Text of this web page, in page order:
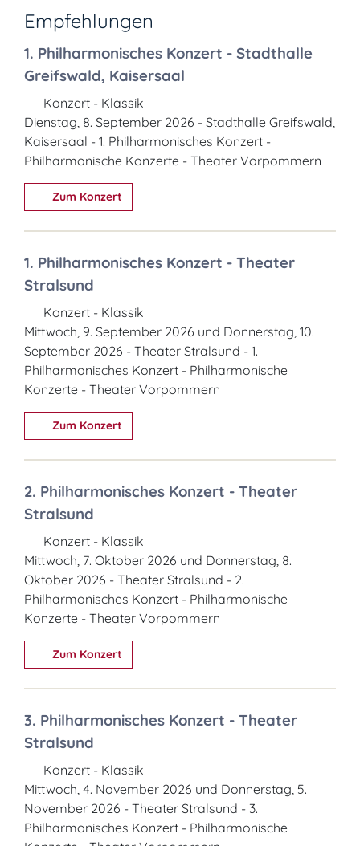
Empfehlungen
1. Philharmonisches Konzert - Stadthalle
Greifswald, Kaisersaal
Konzert - Klassik
Dienstag, 8. September 2026 - Stadthalle Greifswald,
Kaisersaal - 1. Philharmonisches Konzert -
Philharmonische Konzerte - Theater Vorpommern
Zum Konzert
1. Philharmonisches Konzert - Theater
Stralsund
Konzert - Klassik
Mittwoch, 9. September 2026 und Donnerstag, 10.
September 2026 - Theater Stralsund - 1.
Philharmonisches Konzert - Philharmonische
Konzerte - Theater Vorpommern
Zum Konzert
2. Philharmonisches Konzert - Theater
Stralsund
Konzert - Klassik
Mittwoch, 7. Oktober 2026 und Donnerstag, 8.
Oktober 2026 - Theater Stralsund - 2.
Philharmonisches Konzert - Philharmonische
Konzerte - Theater Vorpommern
Zum Konzert
3. Philharmonisches Konzert - Theater
Stralsund
Konzert - Klassik
Mittwoch, 4. November 2026 und Donnerstag, 5.
November 2026 - Theater Stralsund - 3.
Philharmonisches Konzert - Philharmonische